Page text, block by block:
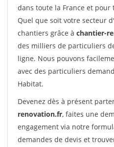
dans toute la France et pour
Quel que soit votre secteur
chantiers grâce à chantier-
des milliers de particuliers
ligne. Nous pouvons
avec des particuliers
Habitat.
Devenez dès à présent
renovation.fr, faites une
engagement via notre
demandes de devis et